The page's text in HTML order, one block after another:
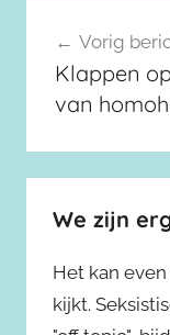
Vorig
Klappen
van
We zijn
Het kan
kijkt.